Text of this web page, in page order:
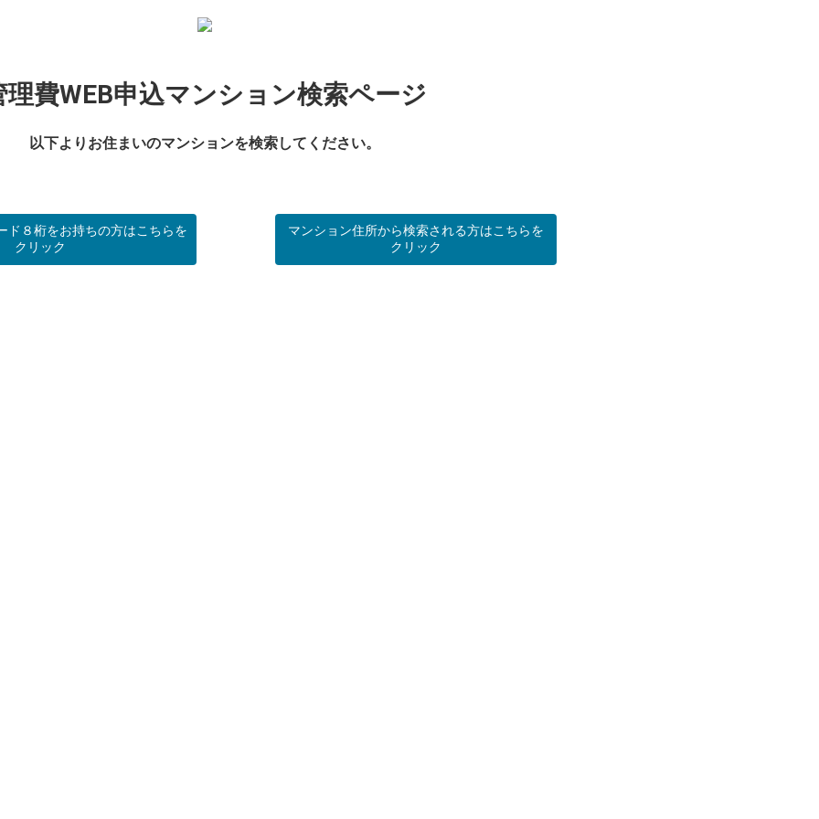
理費WEB申込マンション検索ページ
以下よりお住まいのマンションを検索してください。
ド８桁をお持ちの方はこちらを
クリック
マンション住所から検索される方はこちらを
クリック